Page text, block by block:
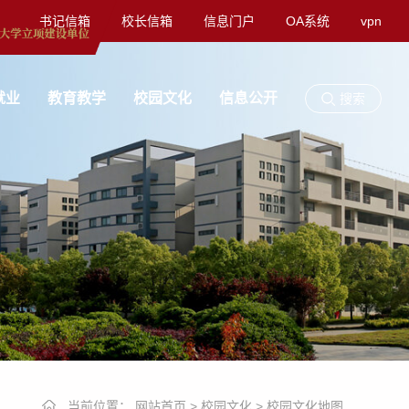
书记信箱 校长信箱 信息门户 OA系统 vpn
业 教育教学 校园文化 信息公开 搜索